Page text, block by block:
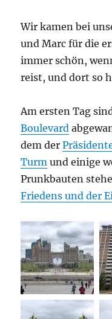
Wir kamen bei
und Marc für die
immer schön,
reist, und dort so
Am ersten Tag
Boulevard
dem der
Turm und einige
Prunkbauten
Friedens und der